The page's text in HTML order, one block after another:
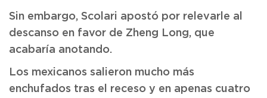
Sin embargo, Scolari apostó por relevarle al
descanso en favor de Zheng Long, que
acabaría anotando.
Los mexicanos salieron mucho más
enchufados tras el receso y en apenas cuatro